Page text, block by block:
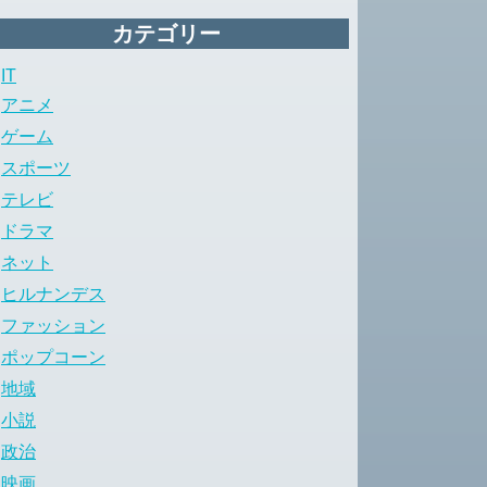
カテゴリー
IT
アニメ
ゲーム
スポーツ
テレビ
ドラマ
ネット
ヒルナンデス
ファッション
ポップコーン
地域
小説
政治